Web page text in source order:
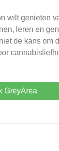
wilt genieten
leren en
de kans om
GreyArea